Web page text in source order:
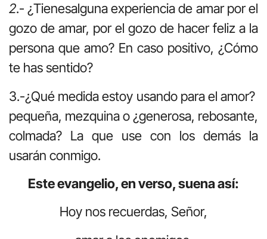
2.- ¿Tienesalguna experiencia de amar por el
gozo de amar, por el gozo de hacer feliz a la
persona que amo? En caso positivo, ¿Cómo
te has sentido?
3.-¿Qué medida estoy usando para el amor?
pequeña, mezquina o ¿generosa, rebosante,
colmada? La que use con los demás la
usarán conmigo.
Este evangelio, en verso, suena así:
Hoy nos recuerdas, Señor,